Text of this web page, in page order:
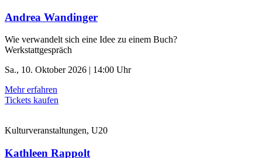
Andrea Wandinger
Wie verwandelt sich eine Idee zu einem Buch?
Werkstattgespräch
Sa., 10. Oktober 2026 | 14:00 Uhr
Mehr erfahren
Tickets kaufen
Kulturveranstaltungen, U20
Kathleen Rappolt